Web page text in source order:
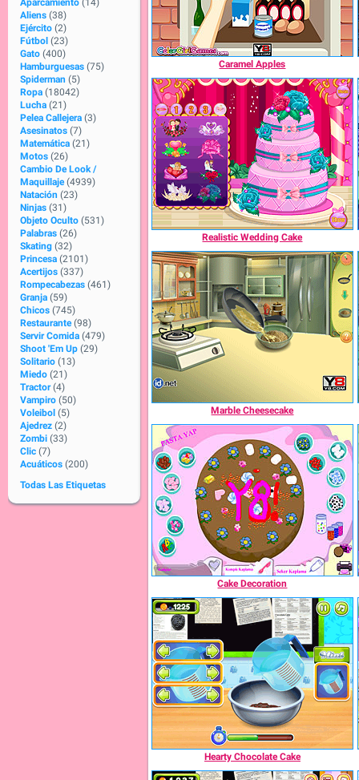
Aparcamiento (14)
Aliens (38)
Ejército (2)
Fútbol (23)
Gato (400)
Hamburguesas (75)
Spiderman (5)
Ropa (18042)
Lucha (21)
Pelea Callejera (3)
Asesinatos (7)
Matemática (21)
Motos (26)
Cambio De Look /
Maquillaje (4939)
Natación (23)
Ninjas (31)
Objeto Oculto (531)
Palabras (26)
Skating (32)
Princesa (2101)
Acertijos (337)
Rompecabezas (461)
Granja (59)
Chicos (745)
Restaurante (98)
Servir Comida (479)
Shoot 'Em Up (29)
Solitario (13)
Miedo (21)
Tractor (4)
Vampiro (50)
Voleibol (5)
Ajedrez (2)
Zombi (33)
Clic (7)
Acuáticos (200)
Todas Las Etiquetas
Caramel Apples
Realistic Wedding Cake
Marble Cheesecake
Cake Decoration
Hearty Chocolate Cake